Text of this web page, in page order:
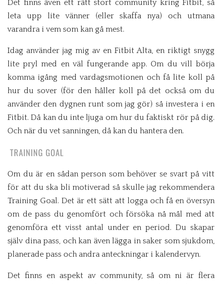
Det finns även ett rätt stort community kring Fitbit, så
leta upp lite vänner (eller skaffa nya) och utmana
varandra i vem som kan gå mest.
Idag använder jag mig av en Fitbit Alta, en riktigt snygg
lite pryl med en väl fungerande app. Om du vill börja
komma igång med vardagsmotionen och få lite koll på
hur du sover (för den håller koll på det också om du
använder den dygnen runt som jag gör) så investera i en
Fitbit. Då kan du inte ljuga om hur du faktiskt rör på dig.
Och när du vet sanningen, då kan du hantera den.
TRAINING GOAL
Om du är en sådan person som behöver se svart på vitt
för att du ska bli motiverad så skulle jag rekommendera
Training Goal. Det är ett sätt att logga och få en översyn
om de pass du genomfört och försöka nå mål med att
genomföra ett visst antal under en period. Du skapar
själv dina pass, och kan även lägga in saker som sjukdom,
planerade pass och andra anteckningar i kalendervyn.
Det finns en aspekt av community, så om ni är flera